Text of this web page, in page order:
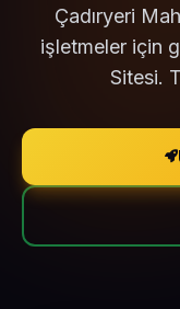
Çadıryeri
işletmeler için
Sitesi.